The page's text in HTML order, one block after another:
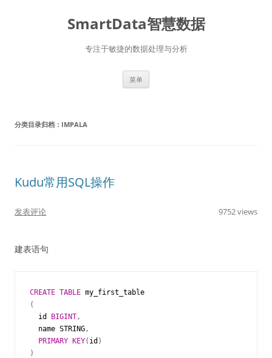
SmartData智慧数据
专注于敏捷的数据处理与分析
菜单
分类目录归档： IMPALA
Kudu常用SQL操作
发表评论 9752 views
建表语句
CREATE TABLE my_first_table
(
id
BIGINT,
name STRING,
PRIMARY
KEY( id )
)